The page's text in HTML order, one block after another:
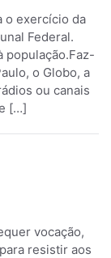
o exercício da
Federal.
população.Faz-
o Globo, a
ou canais
[…]
vocação,
resistir aos